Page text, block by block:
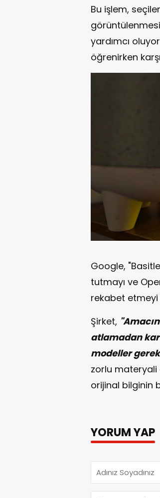
Bu işlem,
yardımcı
öğrenirken
Google,
tutmayı ve
rekabet
Şirket,
atlamadan
modeller
zorlu materyali
orijinal bilginin
YORUM YAP